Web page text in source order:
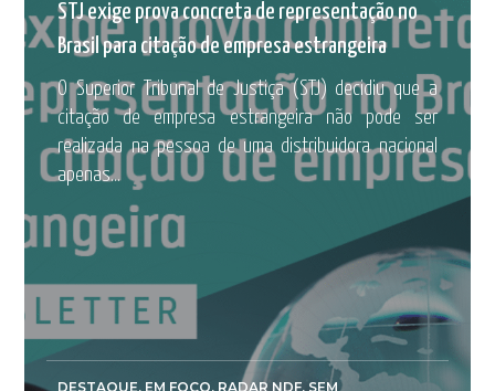
STJ exige prova concreta de representação no
Brasil para citação de empresa estrangeira
O Superior Tribunal de Justiça (STJ) decidiu que a
citação de empresa estrangeira não pode ser
realizada na pessoa de uma distribuidora nacional
apenas...
DESTAQUE, EM FOCO, RADAR NDF, SEM